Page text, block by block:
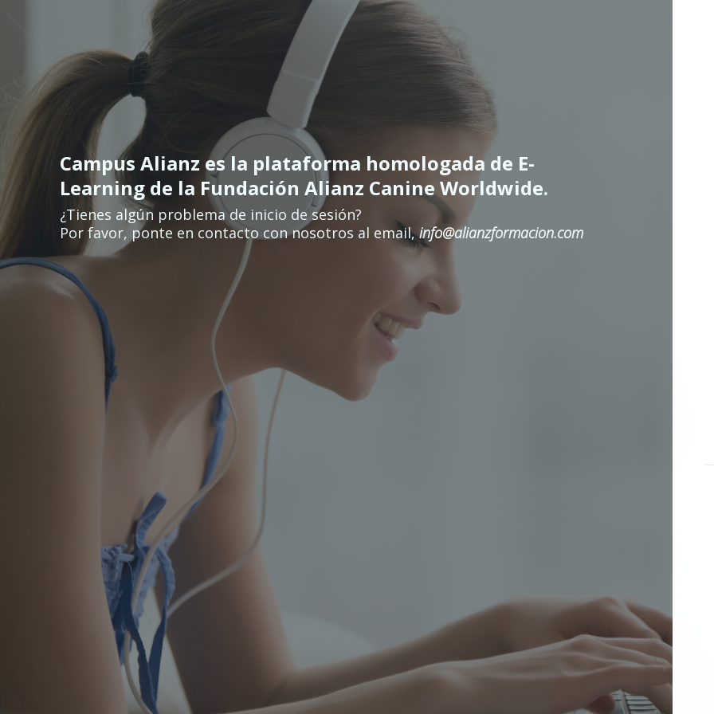
Перейти к основному содержанию
Campus Alianz es la plataforma homologada de E-
Learning de la Fundación Alianz Canine Worldwide.
¿Tienes algún problema de inicio de sesión?
Por favor, ponte en contacto con nosotros al email,info@alianzformacion.com